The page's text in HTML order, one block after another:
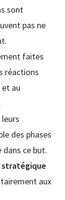
sont
pas ne
faites
réactions
au
.
des phases
ce but.
aux